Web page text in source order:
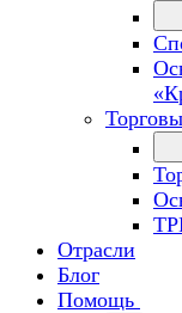
Отрасли
Блог
Помощь